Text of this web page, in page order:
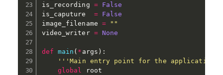
is_recording =
False
is_caputure =
False
image_filename =
""
video_writer = None
def main ( * args ) :
'''Main entry point for the
global
root